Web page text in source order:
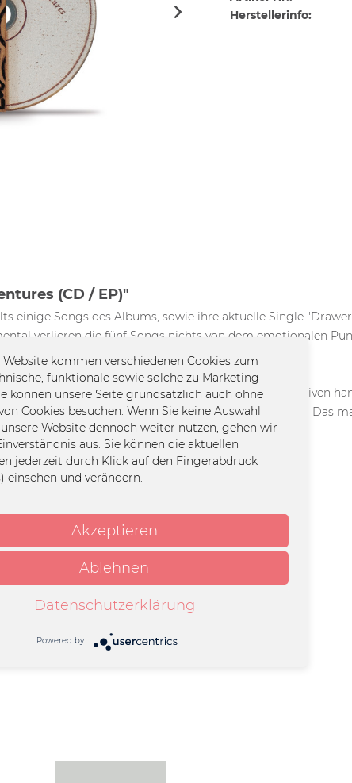
Herstellerinfo:
(CD / EP)"
einige Songs des Albums, sowie ihre aktuelle Single
verlieren die fünf Songs nichts von dem emotionalen
Songs von Spanish Love Songs auf der EP.
kommt nur hier im Uncle M Shop in einem exklusiven
von der Künstlerin selbst angefertigt. Das
kommen verschiedenen Cookies zum
funktionale sowie solche zu Marketing-
können unsere Seite grundsätzlich auch ohne
Cookies besuchen. Wenn Sie keine Auswahl
Website dennoch weiter nutzen, gehen wir
aus. Sie können die aktuellen
jederzeit durch Klick auf den Fingerabdruck
einsehen und verändern.
Akzeptieren
Ablehnen
Datenschutzerklärung
Powered by